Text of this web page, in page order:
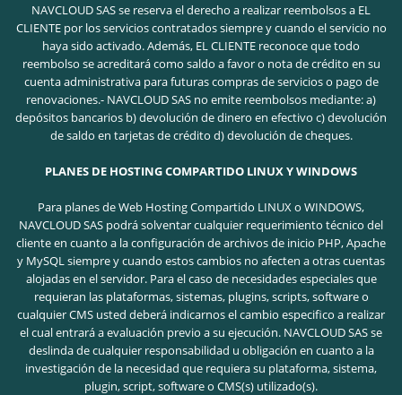
NAVCLOUD SAS se reserva el derecho a realizar reembolsos a EL
CLIENTE por los servicios contratados siempre y cuando el servicio no
haya sido activado. Además, EL CLIENTE reconoce que todo
reembolso se acreditará como saldo a favor o nota de crédito en su
cuenta administrativa para futuras compras de servicios o pago de
renovaciones.- NAVCLOUD SAS no emite reembolsos mediante: a)
depósitos bancarios b) devolución de dinero en efectivo c) devolución
de saldo en tarjetas de crédito d) devolución de cheques.
PLANES DE HOSTING COMPARTIDO LINUX Y WINDOWS
Para planes de Web Hosting Compartido LINUX o WINDOWS,
NAVCLOUD SAS podrá solventar cualquier requerimiento técnico del
cliente en cuanto a la configuración de archivos de inicio PHP, Apache
y MySQL siempre y cuando estos cambios no afecten a otras cuentas
alojadas en el servidor. Para el caso de necesidades especiales que
requieran las plataformas, sistemas, plugins, scripts, software o
cualquier CMS usted deberá indicarnos el cambio especifico a realizar
el cual entrará a evaluación previo a su ejecución. NAVCLOUD SAS se
deslinda de cualquier responsabilidad u obligación en cuanto a la
investigación de la necesidad que requiera su plataforma, sistema,
plugin, script, software o CMS(s) utilizado(s).